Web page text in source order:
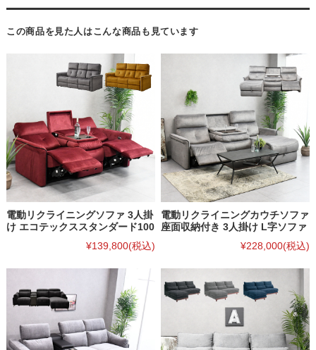
この商品を見た人はこんな商品も見ています
電動リクライニングソファ 3人掛
け エコテックススタンダード100
¥139,800(税込)
電動リクライニングカウチソファ
座面収納付き 3人掛け L字ソファ
¥228,000(税込)